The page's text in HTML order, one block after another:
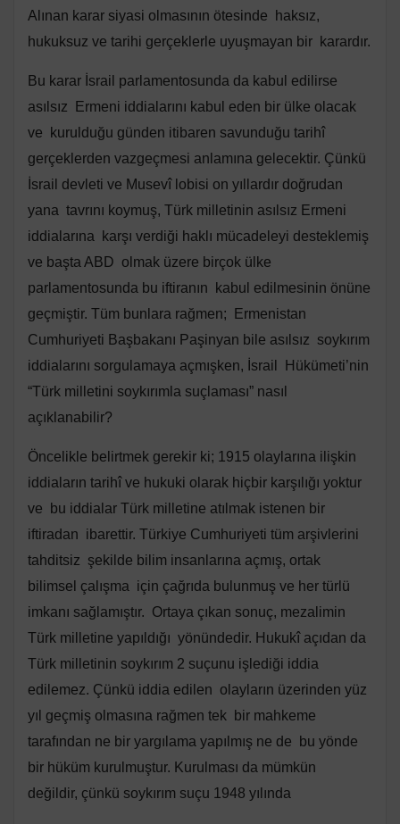
Alınan karar siyasi olmasının ötesinde haksız,
hukuksuz ve tarihi gerçeklerle uyuşmayan bir karardır.
Bu karar İsrail parlamentosunda da kabul edilirse
asılsız Ermeni iddialarını kabul eden bir ülke olacak
ve kurulduğu günden itibaren savunduğu tarihî
gerçeklerden vazgeçmesi anlamına gelecektir. Çünkü
İsrail devleti ve Musevî lobisi on yıllardır doğrudan
yana tavrını koymuş, Türk milletinin asılsız Ermeni
iddialarına karşı verdiği haklı mücadeleyi desteklemiş
ve başta ABD olmak üzere birçok ülke
parlamentosunda bu iftiranın kabul edilmesinin önüne
geçmiştir. Tüm bunlara rağmen; Ermenistan
Cumhuriyeti Başbakanı Paşinyan bile asılsız soykırım
iddialarını sorgulamaya açmışken, İsrail Hükümeti’nin
“Türk milletini soykırımla suçlaması” nasıl
açıklanabilir?
Öncelikle belirtmek gerekir ki; 1915 olaylarına ilişkin
iddiaların tarihî ve hukuki olarak hiçbir karşılığı yoktur
ve bu iddialar Türk milletine atılmak istenen bir
iftiradan ibarettir. Türkiye Cumhuriyeti tüm arşivlerini
tahditsiz şekilde bilim insanlarına açmış, ortak
bilimsel çalışma için çağrıda bulunmuş ve her türlü
imkanı sağlamıştır. Ortaya çıkan sonuç, mezalimin
Türk milletine yapıldığı yönündedir. Hukukî açıdan da
Türk milletinin soykırım 2 suçunu işlediği iddia
edilemez. Çünkü iddia edilen olayların üzerinden yüz
yıl geçmiş olmasına rağmen tek bir mahkeme
tarafından ne bir yargılama yapılmış ne de bu yönde
bir hüküm kurulmuştur. Kurulması da mümkün
değildir, çünkü soykırım suçu 1948 yılında